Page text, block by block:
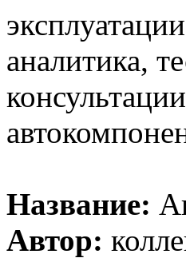
аналитика,
Название:
Автор: